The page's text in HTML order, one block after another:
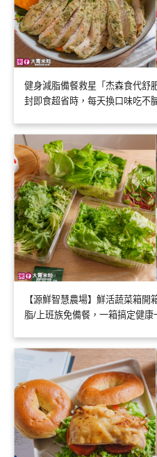
健身減脂備餐救星「杰森食代舒
封即食超省時，每天換口味吃不
【源鮮智慧農場】鮮活蔬菜箱
脂/上班族免備餐，一箱搞定健康